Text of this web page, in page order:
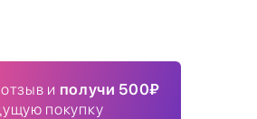
и получи 500₽
покупку